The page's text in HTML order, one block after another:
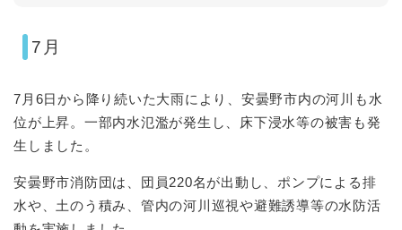
7月
7月6日から降り続いた大雨により、安曇野市内の河川も水
位が上昇。一部内水氾濫が発生し、床下浸水等の被害も発
生しました。
安曇野市消防団は、団員220名が出動し、ポンプによる排
水や、土のう積み、管内の河川巡視や避難誘導等の水防活